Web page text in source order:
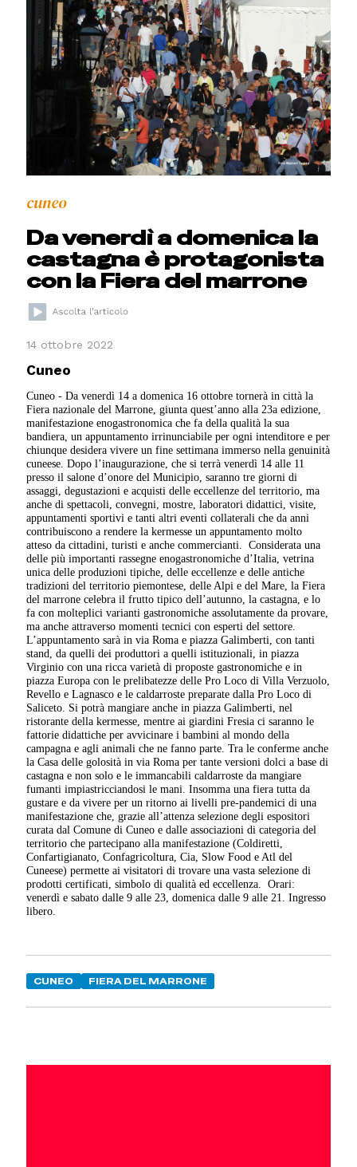
cuneo
Da venerdì a domenica la
castagna è protagonista
con la Fiera del marrone
14 ottobre 2022
Cuneo
Cuneo - Da venerdì 14 a domenica 16 ottobre tornerà in città la
Fiera nazionale del Marrone, giunta quest’anno alla 23a edizione,
manifestazione enogastronomica che fa della qualità la sua
bandiera, un appuntamento irrinunciabile per ogni intenditore e per
chiunque desidera vivere un fine settimana immerso nella genuinità
cuneese. Dopo l’inaugurazione, che si terrà venerdì 14 alle 11
presso il salone d’onore del Municipio, saranno tre giorni di
assaggi, degustazioni e acquisti delle eccellenze del territorio, ma
anche di spettacoli, convegni, mostre, laboratori didattici, visite,
appuntamenti sportivi e tanti altri eventi collaterali che da anni
contribuiscono a rendere la kermesse un appuntamento molto
atteso da cittadini, turisti e anche commercianti.
Considerata una
delle più importanti rassegne enogastronomiche d’Italia, vetrina
unica delle produzioni tipiche, delle eccellenze e delle antiche
tradizioni del territorio piemontese, delle Alpi e del Mare, la Fiera
del marrone celebra il frutto tipico dell’autunno, la castagna, e lo
fa con molteplici varianti gastronomiche assolutamente da provare,
ma anche attraverso momenti tecnici con esperti del settore.
L’appuntamento sarà in via Roma e piazza Galimberti, con tanti
stand, da quelli dei produttori a quelli istituzionali, in piazza
Virginio con una ricca varietà di proposte gastronomiche e in
piazza Europa con le prelibatezze delle Pro Loco di Villa Verzuolo,
Revello e Lagnasco e le caldarroste preparate dalla Pro Loco di
Saliceto. Si potrà mangiare anche in piazza Galimberti, nel
ristorante della kermesse, mentre ai giardini Fresia ci saranno le
fattorie didattiche per avvicinare i bambini al mondo della
campagna e agli animali che ne fanno parte. Tra le conferme anche
la Casa delle golosità in via Roma per tante versioni dolci a base di
castagna e non solo e le immancabili caldarroste da mangiare
fumanti impiastricciandosi le mani. Insomma una fiera tutta da
gustare e da vivere per un ritorno ai livelli pre-pandemici di una
manifestazione che, grazie all’attenza selezione degli espositori
curata dal Comune di Cuneo e dalle associazioni di categoria del
territorio che partecipano alla manifestazione (Coldiretti,
Confartigianato, Confagricoltura, Cia, Slow Food e Atl del
Cuneese) permette ai visitatori di trovare una vasta selezione di
prodotti certificati, simbolo di qualità ed eccellenza.
Orari:
venerdì e sabato dalle 9 alle 23, domenica dalle 9 alle 21. Ingresso
libero.
CUNEO FIERA DEL MARRONE